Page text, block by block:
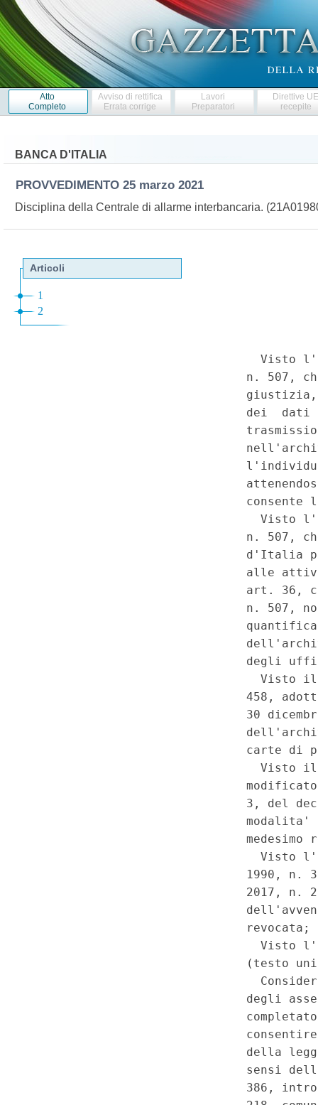
Atto
Completo
Avviso di rettifica
Errata corrige
Lavori
Preparatori
Direttive
recepite
BANCA D'ITALIA
PROVVEDIMENTO 25 marzo 2021
Disciplina della Centrale di allarme interbancaria.